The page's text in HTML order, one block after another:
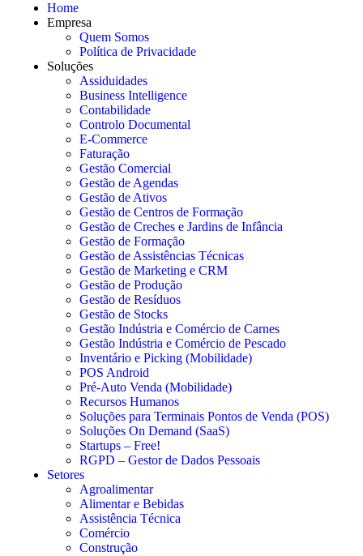
Home
Empresa
Quem Somos
Política de Privacidade
Soluções
Assiduidades
Business Intelligence
Contabilidade
Controlo Documental
E-Commerce
Faturação
Gestão Comercial
Gestão de Agendas
Gestão de Ativos
Gestão de Centros de Formação
Gestão de Creches e Jardins de Infância
Gestão de Formação
Gestão de Assistências Técnicas
Gestão de Marketing e CRM
Gestão de Produção
Gestão de Resíduos
Gestão de Stocks
Gestão Indústria e Comércio de Carnes
Gestão Indústria e Comércio de Pescado
Inventário e Picking (Mobilidade)
POS Android
Pré-Auto Venda (Mobilidade)
Recursos Humanos
Soluções para Terminais Pontos de Venda (POS)
Soluções On Demand (SaaS)
Startups – Free!
RGPD – Gestor de Dados Pessoais
Setores
Agroalimentar
Alimentar e Bebidas
Assistência Técnica
Comércio
Construção